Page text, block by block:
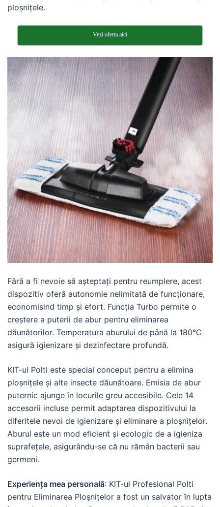
ploșnițele.
Vezi oferta aici
Fără a fi nevoie să așteptați pentru reumplere, acest
dispozitiv oferă autonomie nelimitată de funcționare,
economisind timp și efort. Funcția Turbo permite o
creștere a puterii de abur pentru eliminarea
dăunătorilor. Temperatura aburului de până la 180°C
asigură igienizare și dezinfectare profundă.
KIT-ul Polti este special conceput pentru a elimina
ploșnițele și alte insecte dăunătoare. Emisia de abur
puternic ajunge în locurile greu accesibile. Cele 14
accesorii incluse permit adaptarea dispozitivului la
diferitele nevoi de igienizare și eliminare a ploșnițelor.
Aburul este un mod eficient și ecologic de a igieniza
suprafețele, asigurându-se că nu rămân bacterii sau
germeni.
Experiența mea personală: KIT-ul Profesional Polti
pentru Eliminarea Ploșnițelor a fost un salvator în lupta